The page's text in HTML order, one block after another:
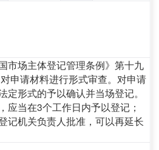
市场主体登记管理条例》第十九
申请材料进行形式审查。对申请
定形式的予以确认并当场登记。
应当在3个工作日内予以登记；
记机关负责人批准，可以再延长